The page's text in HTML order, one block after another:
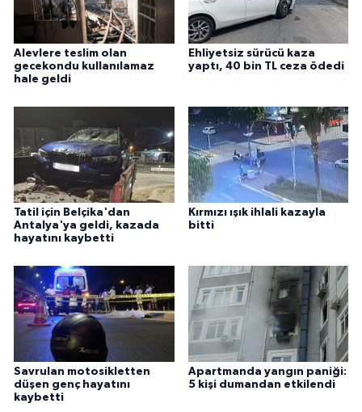
Alevlere teslim olan
gecekondu kullanılamaz
hale geldi
Ehliyetsiz sürücü kaza
yaptı, 40 bin TL ceza ödedi
Tatil için Belçika'dan
Antalya'ya geldi, kazada
hayatını kaybetti
Kırmızı ışık ihlali kazayla
bitti
Savrulan motosikletten
düşen genç hayatını
kaybetti
Apartmanda yangın paniği:
5 kişi dumandan etkilendi